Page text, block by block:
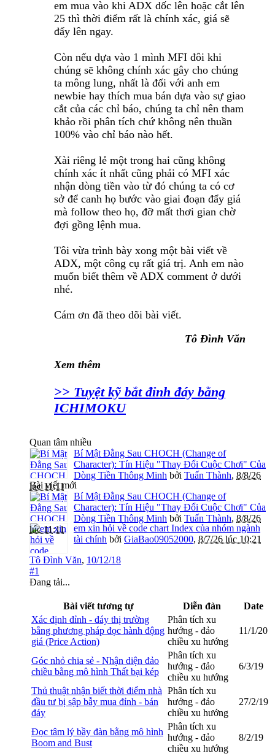
em mua vào khi ADX dốc lên hoặc cắt lên
25 thì thời điểm rất là chính xác, giá sẽ
đẩy lên ngay.
Còn nếu dựa vào 1 mình MFI đôi khi
chúng sẽ không chính xác gây cho chúng
ta mông lung, nhất là đối với anh em
newbie hay thích mua bán dựa vào sự giao
cắt của các chỉ báo, chúng ta chỉ nên tham
khảo rồi phân tích chứ không nên thuần
100% vào chỉ báo nào hết.
Xài riêng lẻ một trong hai cũng không
chính xác ít nhất cũng phải có MFI xác
nhận dòng tiền vào từ đó chúng ta có cơ
sở để canh họ bước vào giai đoạn đẩy giá
mà follow theo họ, đỡ mất thơi gian chờ
đợi gồng lệnh mua.
Tôi vừa trình bày xong một bài viết về
ADX, một công cụ rất giá trị. Anh em nào
muốn biết thêm về ADX comment ở dưới
nhé.
Cám ơn đã theo dõi bài viết.
Tô Đình Văn
Xem thêm
>> Tuyệt kỹ bắt đỉnh đáy bằng
ICHIMOKU
Quan tâm nhiều
Bí Mật Đằng Sau CHOCH (Change of
Character): Tín Hiệu "Thay Đổi Cuộc Chơi" Của
Dòng Tiền Thông Minh bởi Tuấn Thành, 8/8/26
lúc 11:11
Bài viết mới
Bí Mật Đằng Sau CHOCH (Change of
Character): Tín Hiệu "Thay Đổi Cuộc Chơi" Của
Dòng Tiền Thông Minh bởi Tuấn Thành, 8/8/26
lúc 11:11
em xin hỏi về code chart Index của nhóm ngành
tài chính bởi GiaBao09052000, 8/7/26 lúc 10:21
Tô Đình Văn, 10/12/18
#1
Đang tải...
Bài viết tương tự Diễn đàn
Date
Xác định đỉnh - đáy thị trường
bằng phương pháp đọc hành động
giá (Price Action)
Phân tích xu
hướng - đảo
chiều xu hướng
11/1/20
Góc nhỏ chia sẻ - Nhận diện đảo
chiều bằng mô hình Thất bại kép
Phân tích xu
hướng - đảo
chiều xu hướng
6/3/19
Thủ thuật nhận biết thời điểm nhà
đầu tư bị sập bẫy mua đỉnh - bán
đáy
Phân tích xu
hướng - đảo
chiều xu hướng
27/2/19
Đọc tâm lý bầy đàn bằng mô hình
Boom and Bust
Phân tích xu
hướng - đảo
chiều xu hướng
8/2/19